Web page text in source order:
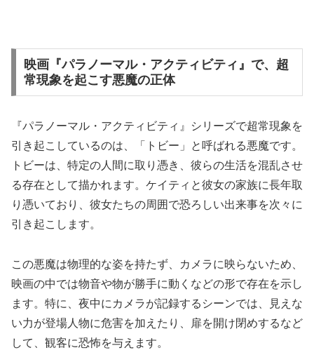
映画『パラノーマル・アクティビティ』で、超
常現象を起こす悪魔の正体
『パラノーマル・アクティビティ』シリーズで超常現象を
引き起こしているのは、「トビー」と呼ばれる悪魔です。
トビーは、特定の人間に取り憑き、彼らの生活を混乱させ
る存在として描かれます。ケイティと彼女の家族に長年取
り憑いており、彼女たちの周囲で恐ろしい出来事を次々に
引き起こします。
この悪魔は物理的な姿を持たず、カメラに映らないため、
映画の中では物音や物が勝手に動くなどの形で存在を示し
ます。特に、夜中にカメラが記録するシーンでは、見えな
い力が登場人物に危害を加えたり、扉を開け閉めするなど
して、観客に恐怖を与えます。